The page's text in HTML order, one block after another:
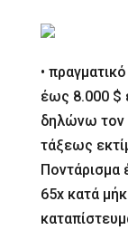
•
έως 8.000 $
δηλώνω τον
τάξεως
Ποντάρισμα
65x κατά